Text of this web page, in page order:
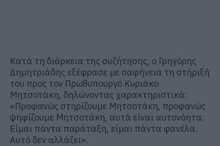
Κατά τη διάρκεια της συζήτησης, ο Γρηγόρης
Δημητριάδης εξέφρασε με σαφήνεια τη στήριξή
του προς τον Πρωθυπουργό Κυριάκο
Μητσοτάκη, δηλώνοντας χαρακτηριστικά:
«Προφανώς στηρίζουμε Μητσοτάκη, προφανώς
ψηφίζουμε Μητσοτάκη, αυτά είναι αυτονόητα.
Είμαι πάντα παράταξη, είμαι πάντα φανέλα.
Αυτό δεν αλλάζει».